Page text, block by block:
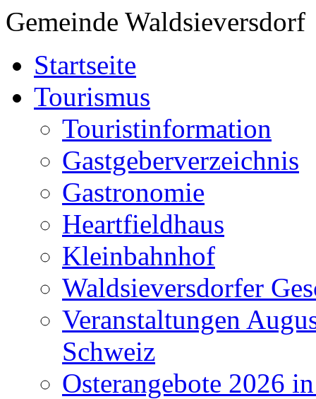
Gemeinde Waldsieversdorf
Startseite
Tourismus
Touristinformation
Gastgeberverzeichnis
Gastronomie
Heartfieldhaus
Kleinbahnhof
Waldsieversdorfer
Veranstaltungen
Schweiz
Osterangebote 2026